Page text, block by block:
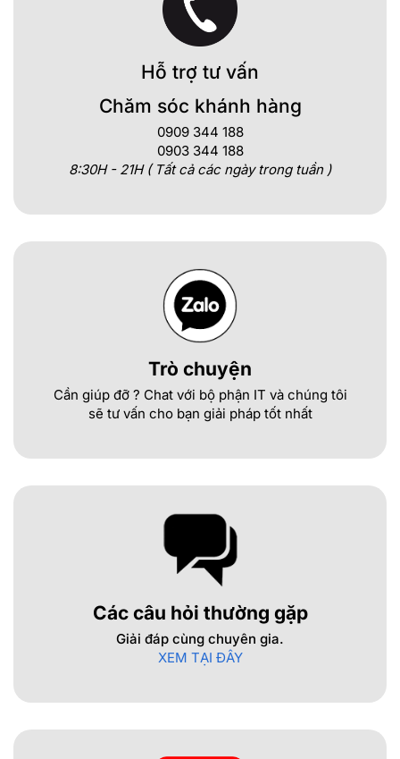
Hỗ trợ tư vấn
Chăm sóc khánh hàng
0909 344 188
0903 344 188
8:30H - 21H ( Tất cả các ngày trong tuần )
Trò chuyện
Cần giúp đỡ ? Chat với bộ phận IT và chúng tôi
sẽ tư vấn cho bạn giải pháp tốt nhất
Các câu hỏi thường gặp
Giải đáp cùng chuyên gia.
XEM TẠI ĐÂY